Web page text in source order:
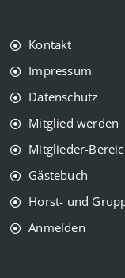
Kontakt
Impressum
Datenschutz
Mitglied werden
Mitglieder-
Gästebuch
Horst- und
Anmelden